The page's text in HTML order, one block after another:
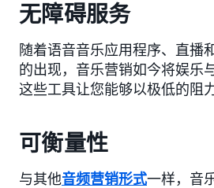
无障碍服务
随着语音音乐应用程序、直播
的出现，音乐营销如今将娱乐
这些工具让您能够以极低的阻
可衡量性
与其他音频营销形式一样，音